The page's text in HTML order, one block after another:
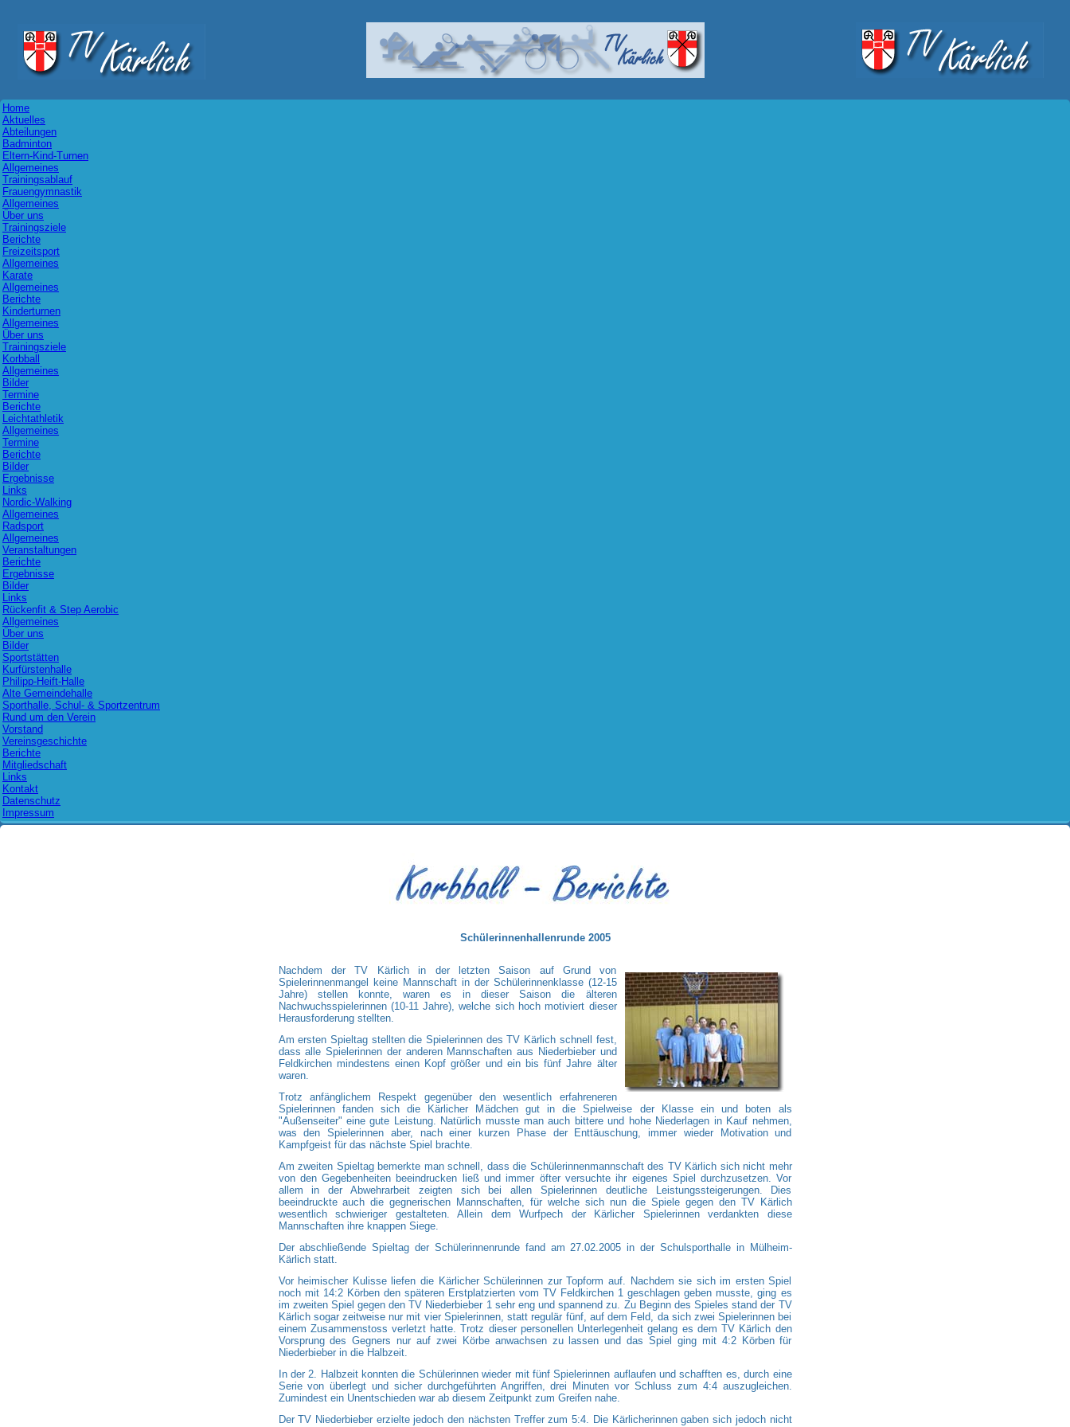
Home
Aktuelles
Abteilungen
Badminton
Eltern-Kind-Turnen
Allgemeines
Trainingsablauf
Frauengymnastik
Allgemeines
Über uns
Trainingsziele
Berichte
Freizeitsport
Allgemeines
Karate
Allgemeines
Berichte
Kinderturnen
Allgemeines
Über uns
Trainingsziele
Korbball
Allgemeines
Bilder
Termine
Berichte
Leichtathletik
Allgemeines
Termine
Berichte
Bilder
Ergebnisse
Links
Nordic-Walking
Allgemeines
Radsport
Allgemeines
Veranstaltungen
Berichte
Ergebnisse
Bilder
Links
Rückenfit & Step Aerobic
Allgemeines
Über uns
Bilder
Sportstätten
Kurfürstenhalle
Philipp-Heift-Halle
Alte Gemeindehalle
Sporthalle, Schul- & Sportzentrum
Rund um den Verein
Vorstand
Vereinsgeschichte
Berichte
Mitgliedschaft
Links
Kontakt
Datenschutz
Impressum
Schülerinnenhallenrunde 2005
Nachdem der TV Kärlich in der letzten Saison auf Grund von
Spielerinnenmangel keine Mannschaft in der Schülerinnenklasse (12-15
Jahre) stellen konnte, waren es in dieser Saison die älteren
Nachwuchsspielerinnen (10-11 Jahre), welche sich hoch motiviert dieser
Herausforderung stellten.
Am ersten Spieltag stellten die Spielerinnen des TV Kärlich schnell fest,
dass alle Spielerinnen der anderen Mannschaften aus Niederbieber und
Feldkirchen mindestens einen Kopf größer und ein bis fünf Jahre älter
waren.
Trotz anfänglichem Respekt gegenüber den wesentlich erfahreneren
Spielerinnen fanden sich die Kärlicher Mädchen gut in die Spielweise der Klasse ein und boten als
"Außenseiter" eine gute Leistung. Natürlich musste man auch bittere und hohe Niederlagen in Kauf nehmen,
was den Spielerinnen aber, nach einer kurzen Phase der Enttäuschung, immer wieder Motivation und
Kampfgeist für das nächste Spiel brachte.
Am zweiten Spieltag bemerkte man schnell, dass die Schülerinnenmannschaft des TV Kärlich sich nicht mehr
von den Gegebenheiten beeindrucken ließ und immer öfter versuchte ihr eigenes Spiel durchzusetzen. Vor
allem in der Abwehrarbeit zeigten sich bei allen Spielerinnen deutliche Leistungssteigerungen. Dies
beeindruckte auch die gegnerischen Mannschaften, für welche sich nun die Spiele gegen den TV Kärlich
wesentlich schwieriger gestalteten. Allein dem Wurfpech der Kärlicher Spielerinnen verdankten diese
Mannschaften ihre knappen Siege.
Der abschließende Spieltag der Schülerinnenrunde fand am 27.02.2005 in der Schulsporthalle in Mülheim-
Kärlich statt.
Vor heimischer Kulisse liefen die Kärlicher Schülerinnen zur Topform auf. Nachdem sie sich im ersten Spiel
noch mit 14:2 Körben den späteren Erstplatzierten vom TV Feldkirchen 1 geschlagen geben musste, ging es
im zweiten Spiel gegen den TV Niederbieber 1 sehr eng und spannend zu. Zu Beginn des Spieles stand der TV
Kärlich sogar zeitweise nur mit vier Spielerinnen, statt regulär fünf, auf dem Feld, da sich zwei Spielerinnen bei
einem Zusammenstoss verletzt hatte. Trotz dieser personellen Unterlegenheit gelang es dem TV Kärlich den
Vorsprung des Gegners nur auf zwei Körbe anwachsen zu lassen und das Spiel ging mit 4:2 Körben für
Niederbieber in die Halbzeit.
In der 2. Halbzeit konnten die Schülerinnen wieder mit fünf Spielerinnen auflaufen und schafften es, durch eine
Serie von überlegt und sicher durchgeführten Angriffen, drei Minuten vor Schluss zum 4:4 auszugleichen.
Zumindest ein Unentschieden war ab diesem Zeitpunkt zum Greifen nahe.
Der TV Niederbieber erzielte jedoch den nächsten Treffer zum 5:4. Die Kärlicherinnen gaben sich jedoch nicht